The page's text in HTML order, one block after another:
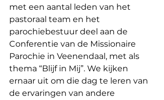
met een aantal leden van het
pastoraal team en het
parochiebestuur deel aan de
Conferentie van de Missionaire
Parochie in Veenendaal, met als
thema “Blijf in Mij”. We kijken
ernaar uit om die dag te leren van
de ervaringen van andere